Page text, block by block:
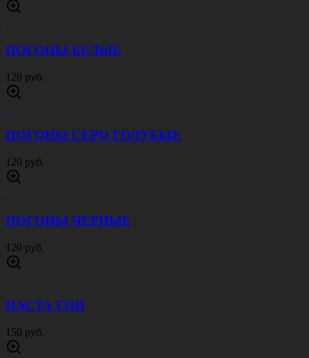
ПОГОНЫ БЕЛЫЕ
120 руб.
ПОГОНЫ СЕРО ГОЛУБЫЕ
120 руб.
ПОГОНЫ ЧЕРНЫЕ
120 руб.
ПАСТА ГОИ
150 руб.